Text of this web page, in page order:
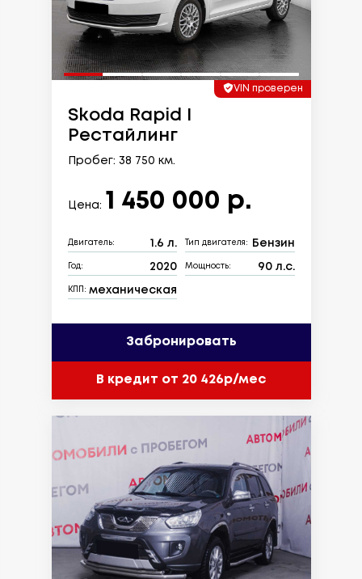
VIN проверен
Skoda Rapid I
Рестайлинг
Пробег: 38 750 км.
Цена: 1 450 000 р.
Двигатель: 1.6 л. Тип двигателя: Бензин
Год: 2020 Мощность: 90 л.с.
КПП: механическая
Забронировать
В кредит от 20 426р/мес